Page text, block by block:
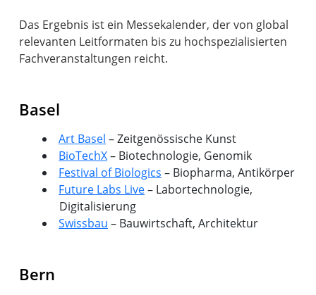
Das Ergebnis ist ein Messekalender, der von global
relevanten Leitformaten bis zu hochspezialisierten
Fachveranstaltungen reicht.
Basel
Art Basel – Zeitgenössische Kunst
BioTechX– Biotechnologie, Genomik
Festival of Biologics – Biopharma, Antikörper
Future Labs Live– Labortechnologie,
Digitalisierung
Swissbau – Bauwirtschaft, Architektur
Bern